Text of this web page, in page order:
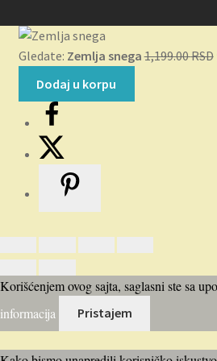
Gledate: Zemlja snega1,199.00RSD
Dodaj u korpu
Korišćenjem ovog sajta, saglasni ste sa
informacija
Pristajem